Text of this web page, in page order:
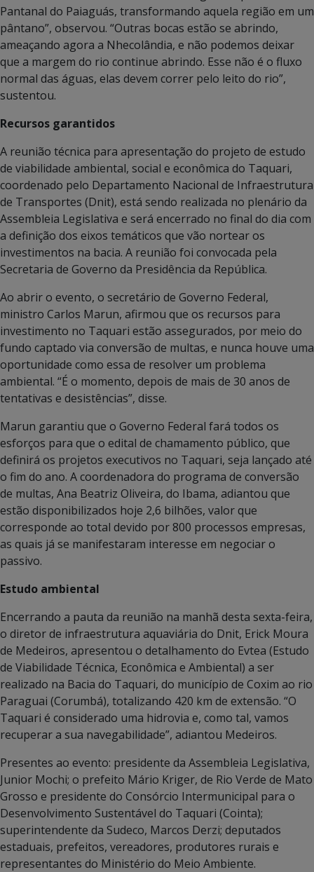
Pantanal do Paiaguás, transformando aquela região em um
pântano”, observou. “Outras bocas estão se abrindo,
ameaçando agora a Nhecolândia, e não podemos deixar
que a margem do rio continue abrindo. Esse não é o fluxo
normal das águas, elas devem correr pelo leito do rio”,
sustentou.
Recursos garantidos
A reunião técnica para apresentação do projeto de estudo
de viabilidade ambiental, social e econômica do Taquari,
coordenado pelo Departamento Nacional de Infraestrutura
de Transportes (Dnit), está sendo realizada no plenário da
Assembleia Legislativa e será encerrado no final do dia com
a definição dos eixos temáticos que vão nortear os
investimentos na bacia. A reunião foi convocada pela
Secretaria de Governo da Presidência da República.
Ao abrir o evento, o secretário de Governo Federal,
ministro Carlos Marun, afirmou que os recursos para
investimento no Taquari estão assegurados, por meio do
fundo captado via conversão de multas, e nunca houve uma
oportunidade como essa de resolver um problema
ambiental. “É o momento, depois de mais de 30 anos de
tentativas e desistências”, disse.
Marun garantiu que o Governo Federal fará todos os
esforços para que o edital de chamamento público, que
definirá os projetos executivos no Taquari, seja lançado até
o fim do ano. A coordenadora do programa de conversão
de multas, Ana Beatriz Oliveira, do Ibama, adiantou que
estão disponibilizados hoje 2,6 bilhões, valor que
corresponde ao total devido por 800 processos empresas,
as quais já se manifestaram interesse em negociar o
passivo.
Estudo ambiental
Encerrando a pauta da reunião na manhã desta sexta-feira,
o diretor de infraestrutura aquaviária do Dnit, Erick Moura
de Medeiros, apresentou o detalhamento do Evtea (Estudo
de Viabilidade Técnica, Econômica e Ambiental) a ser
realizado na Bacia do Taquari, do município de Coxim ao rio
Paraguai (Corumbá), totalizando 420 km de extensão. “O
Taquari é considerado uma hidrovia e, como tal, vamos
recuperar a sua navegabilidade”, adiantou Medeiros.
Presentes ao evento: presidente da Assembleia Legislativa,
Junior Mochi; o prefeito Mário Kriger, de Rio Verde de Mato
Grosso e presidente do Consórcio Intermunicipal para o
Desenvolvimento Sustentável do Taquari (Cointa);
superintendente da Sudeco, Marcos Derzi; deputados
estaduais, prefeitos, vereadores, produtores rurais e
representantes do Ministério do Meio Ambiente.